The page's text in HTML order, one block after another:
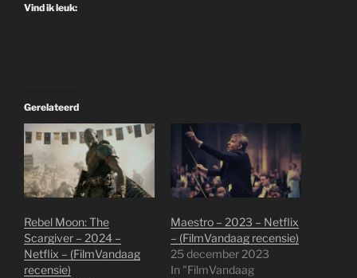
Vind ik leuk:
Gerelateerd
Rebel Moon: The
Scargiver – 2024 –
Netflix – (FilmVandaag
recensie)
Maestro – 2023 – Netflix
– (FilmVandaag recensie)
25 december 2023
In "FilmVandaag